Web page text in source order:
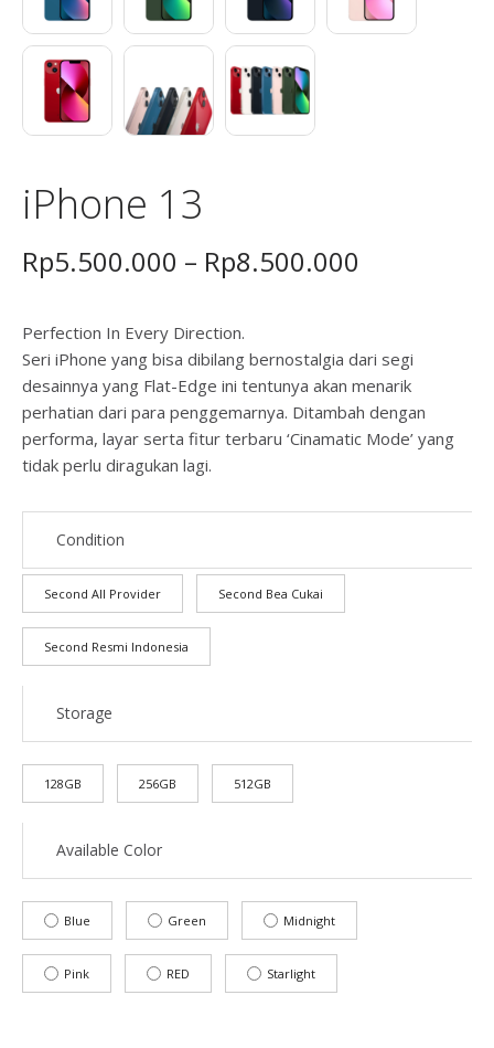
iPhone 13
Rp5.500.000 – Rp8.500.000
through
Perfection In Every Direction.
Seri iPhone yang bisa dibilang bernostalgia dari segi
desainnya yang Flat-Edge ini tentunya akan menarik
perhatian dari para penggemarnya. Ditambah dengan
performa, layar serta fitur terbaru ‘Cinamatic Mode’ yang
tidak perlu diragukan lagi.
Condition
Second All Provider Second Bea Cukai
Second Resmi Indonesia
Storage
128GB 256GB 512GB
Available Color
Blue Green Midnight
Pink RED Starlight